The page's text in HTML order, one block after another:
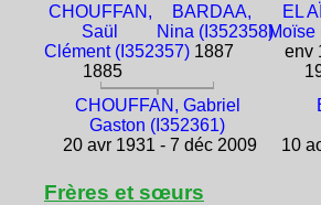
CHOUFFAN,
Saül
Clément (I352357)
1885
BARDAA,
Nina (I352358)
1887
EL
Moïse
env
CHOUFFAN, Gabriel
Gaston (I352361)
20 avr 1931 - 7 déc 2009
10
Frères et sœurs